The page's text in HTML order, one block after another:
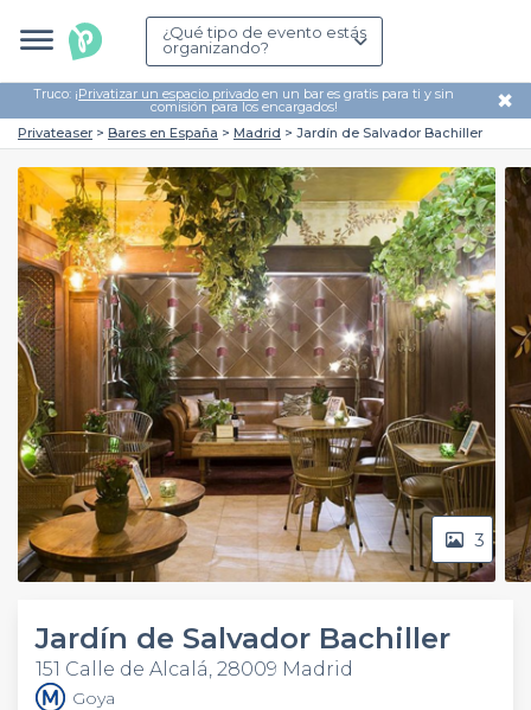
¿Qué tipo de evento estás
organizando?
Truco: ¡Privatizar un espacio privado en un bar es gratis para ti y sin
comisión para los encargados! ✖
Privateaser Bares en España Madrid Jardín de Salvador Bachiller
3
Jardín de Salvador Bachiller
151 Calle de Alcalá, 28009 Madrid
Goya